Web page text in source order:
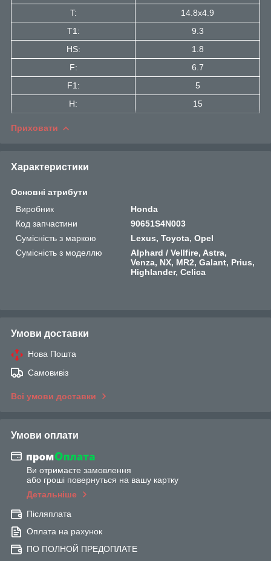
T:
14.8x4.9
T1:
9.3
HS:
1.8
F:
6.7
F1:
5
H:
15
Приховати
Характеристики
Основні атрибути
Виробник
Honda
Код запчастини
90651S4N003
Сумісність з маркою
Lexus, Toyota, Opel
Сумісність з моделлю
Alphard / Vellfire, Astra,
Venza, NX, MR2, Galant, Prius,
Highlander, Celica
Умови доставки
Нова Пошта
Самовивіз
Всі умови доставки
Умови оплати
Ви отримаєте замовлення
або гроші повернуться на вашу картку
Детальніше
Післяплата
Оплата на рахунок
ПО ПОЛНОЙ ПРЕДОПЛАТЕ